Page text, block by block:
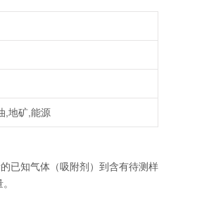
,地矿,能源
已知气体（吸附剂）到含有待测样